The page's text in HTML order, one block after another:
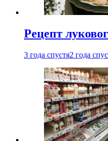
Рецепт
3 года спустя2 года